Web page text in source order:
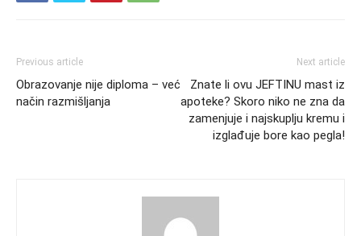
Previous article
Obrazovanje nije diploma – već
način razmišljanja
Next article
Znate li ovu JEFTINU mast iz
apoteke? Skoro niko ne zna da
zamenjuje i najskuplju kremu i
izglađuje bore kao pegla!